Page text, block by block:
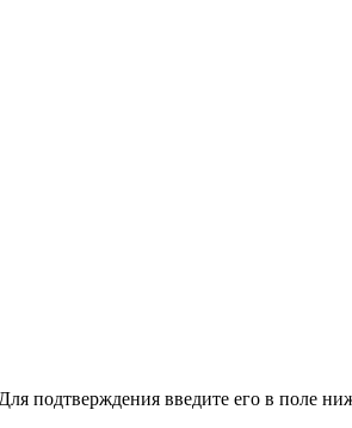
подтверждения введите его в поле